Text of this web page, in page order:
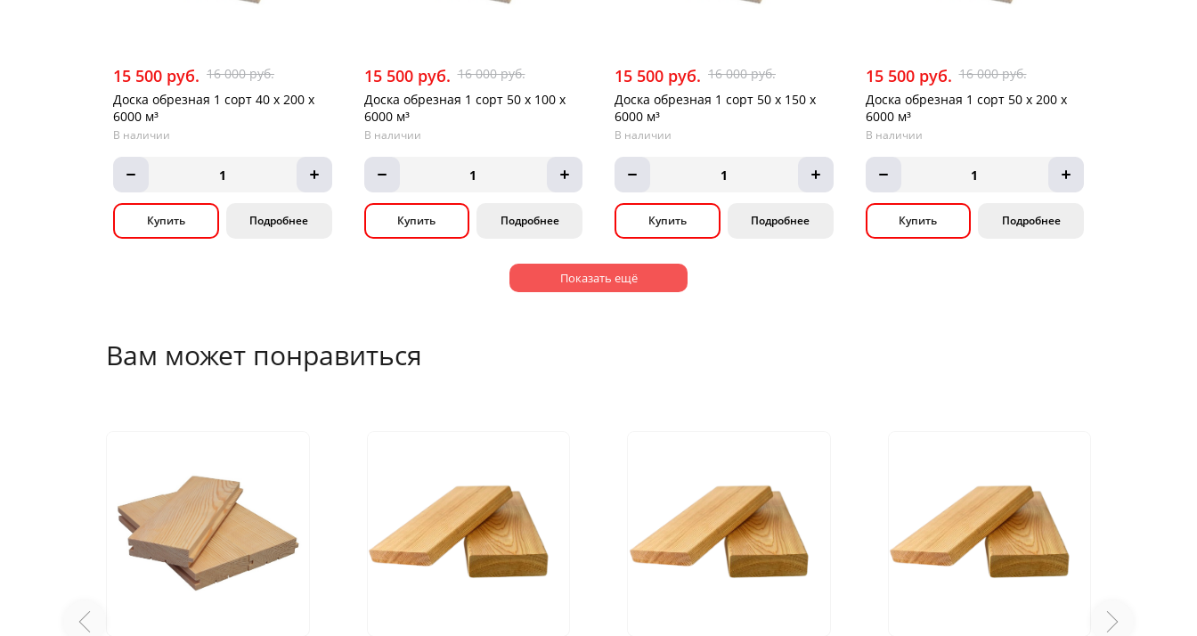
15 500 руб. 16 000 руб.
Доска обрезная 1 сорт 40 х 200 х
6000 м³
В наличии
1
Купить Подробнее
15 500 руб. 16 000 руб.
Доска обрезная 1 сорт 50 х 100 х
6000 м³
В наличии
1
Купить Подробнее
15 500 руб. 16 000 руб.
Доска обрезная 1 сорт 50 х 150 х
6000 м³
В наличии
1
Купить Подробнее
15 500 руб. 16 000 руб.
Доска обрезная 1 сорт 50 х 200 х
6000 м³
В наличии
1
Купить Подробнее
Показать ещё
Вам может понравиться